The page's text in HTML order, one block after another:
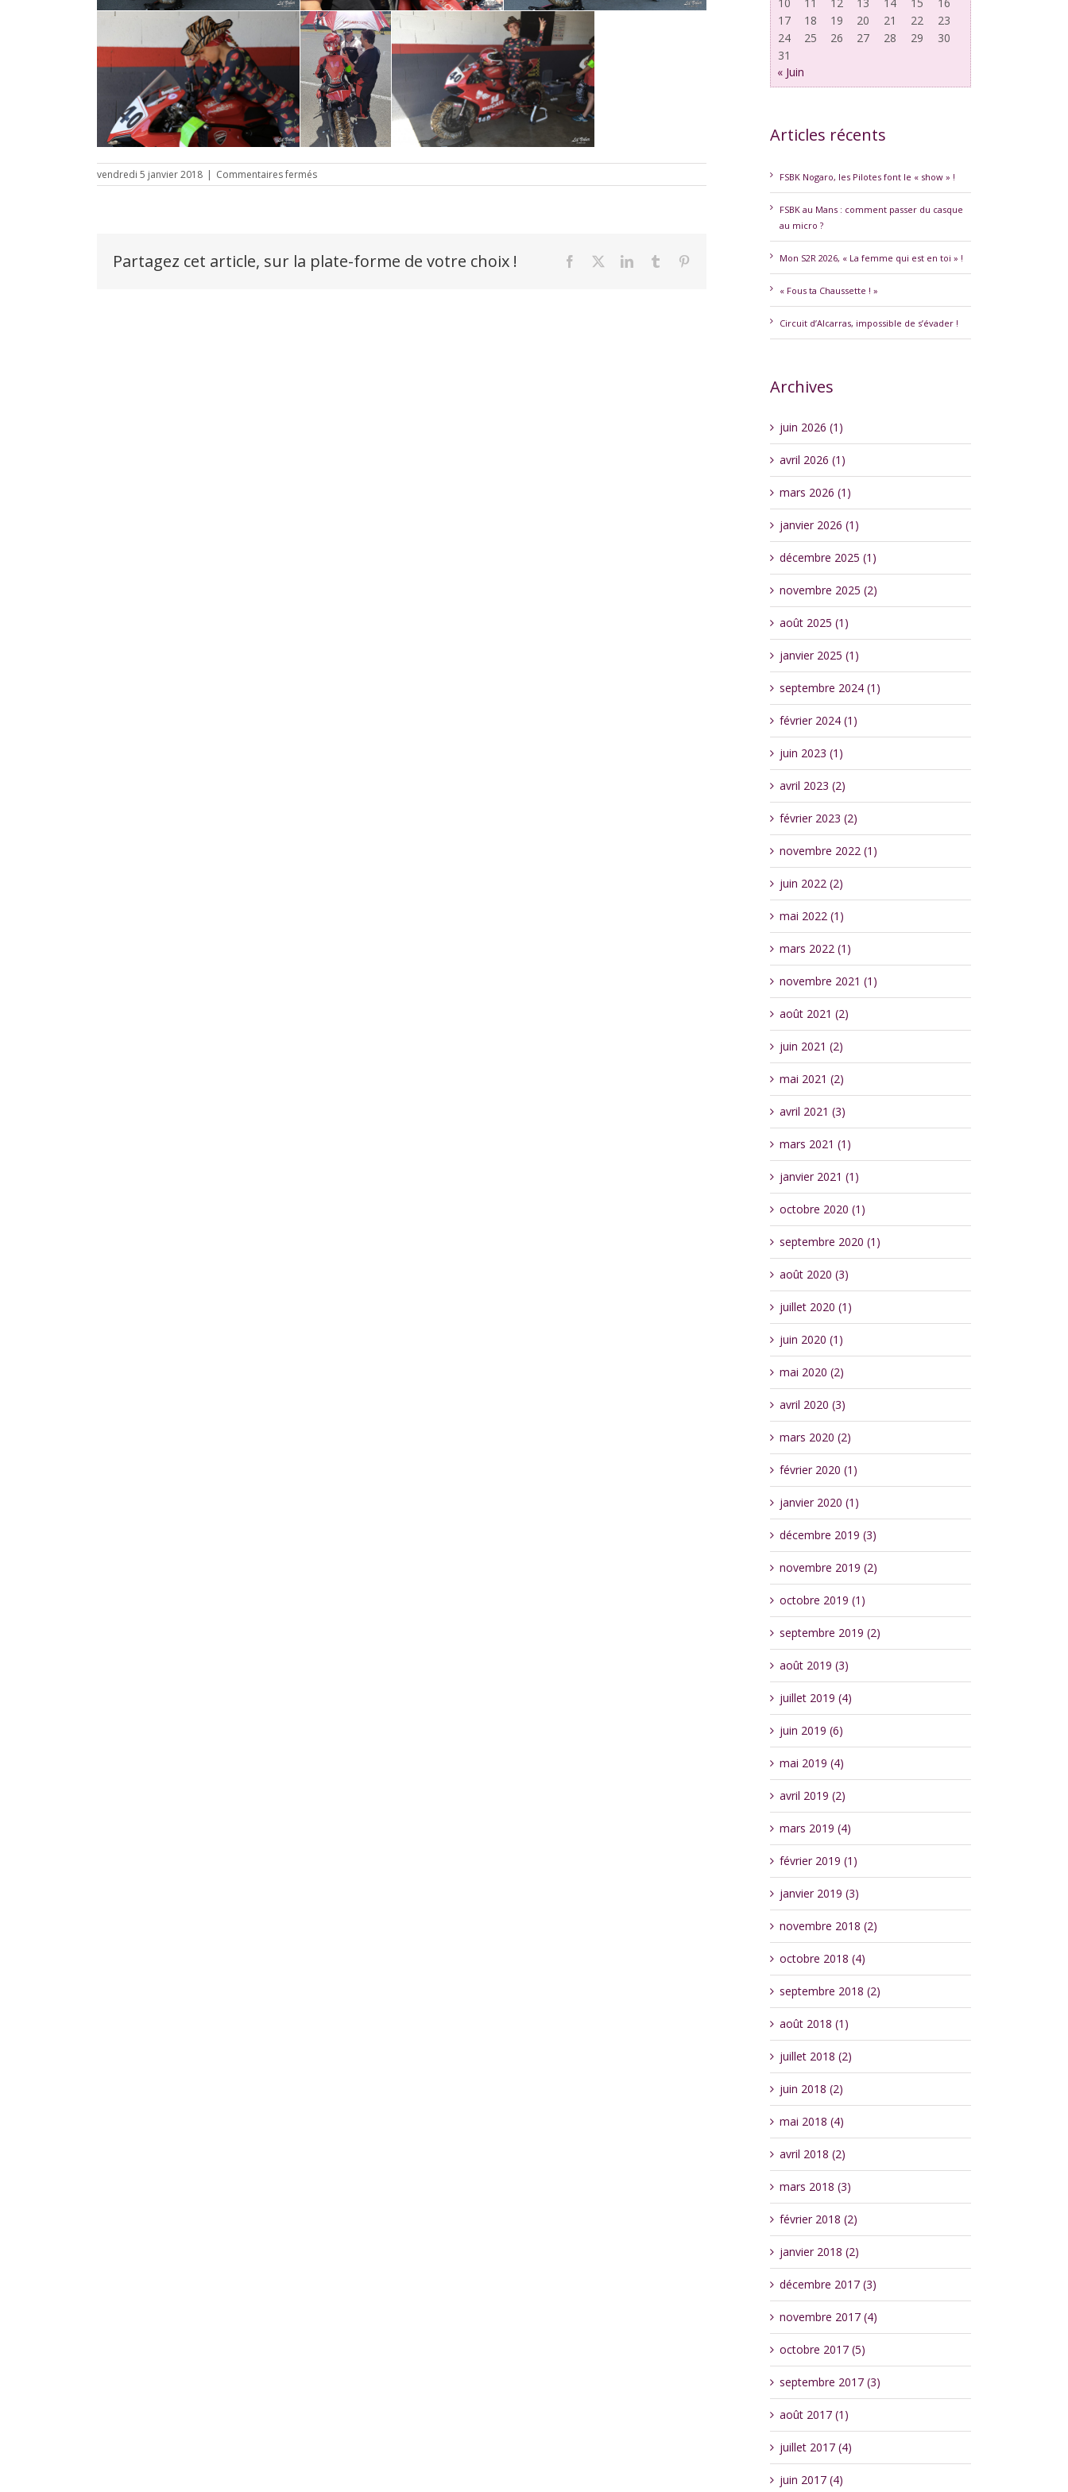
vendredi 5 janvier 2018 | Commentaires ferméssur
2*300
2016
–
Partagez cet article, sur la plate-forme de votre choix ! Facebook LinkedInTumblr
17
18 19 20 21 22
23
24
25 26 27 28 29
30
31
« Juin
Articles récents
FSBK Nogaro, les Pilotes font le « show » !
FSBK au Mans : comment passer du casque
au micro ?
Mon S2R 2026, « La femme qui est en toi » !
« Fous ta Chaussette ! »
Circuit d’Alcarras, impossible de s’évader !
Archives
juin 2026 (1)
avril 2026 (1)
mars 2026 (1)
janvier 2026 (1)
décembre 2025 (1)
novembre 2025 (2)
août 2025 (1)
janvier 2025 (1)
septembre 2024 (1)
février 2024 (1)
juin 2023 (1)
avril 2023 (2)
février 2023 (2)
novembre 2022 (1)
juin 2022 (2)
mai 2022 (1)
mars 2022 (1)
novembre 2021 (1)
août 2021 (2)
juin 2021 (2)
mai 2021 (2)
avril 2021 (3)
mars 2021 (1)
janvier 2021 (1)
octobre 2020 (1)
septembre 2020 (1)
août 2020 (3)
juillet 2020 (1)
juin 2020 (1)
mai 2020 (2)
avril 2020 (3)
mars 2020 (2)
février 2020 (1)
janvier 2020 (1)
décembre 2019 (3)
novembre 2019 (2)
octobre 2019 (1)
septembre 2019 (2)
août 2019 (3)
juillet 2019 (4)
juin 2019 (6)
mai 2019 (4)
avril 2019 (2)
mars 2019 (4)
février 2019 (1)
janvier 2019 (3)
novembre 2018 (2)
octobre 2018 (4)
septembre 2018 (2)
août 2018 (1)
juillet 2018 (2)
juin 2018 (2)
mai 2018 (4)
avril 2018 (2)
mars 2018 (3)
février 2018 (2)
janvier 2018 (2)
décembre 2017 (3)
novembre 2017 (4)
octobre 2017 (5)
septembre 2017 (3)
août 2017 (1)
juillet 2017 (4)
juin 2017 (4)